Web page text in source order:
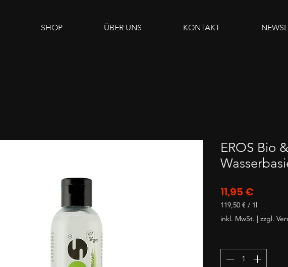
SHOP ÜBER UNS KONTAKT
EROS Bio
11,95 €
119,50 € / 1l
119,50 €
pro
inkl. MwSt. | zzgl.